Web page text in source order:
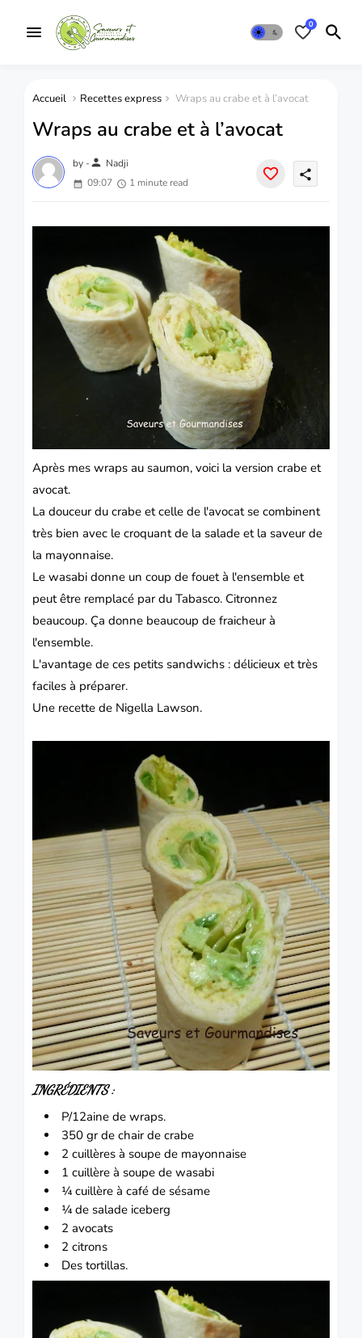
0
Accueil Recettes express Wraps au crabe et à l’avocat
Wraps au crabe et à l’avocat
by -person Nadji
09:07
1 minute read
share
Après mes wraps au saumon, voici la version crabe et
avocat.
La douceur du crabe et celle de l'avocat se combinent
très bien avec le croquant de la salade et la saveur de
la mayonnaise.
Le wasabi donne un coup de fouet à l'ensemble et
peut être remplacé par du Tabasco. Citronnez
beaucoup. Ça donne beaucoup de fraicheur à
l'ensemble.
L'avantage de ces petits sandwichs : délicieux et très
faciles à préparer.
Une recette de Nigella Lawson.
INGRÉDIENTS :
P/12aine de wraps.
350 gr de chair de crabe
2 cuillères à soupe de mayonnaise
1 cuillère à soupe de wasabi
¼ cuillère à café de sésame
¼ de salade iceberg
2 avocats
2 citrons
Des tortillas.